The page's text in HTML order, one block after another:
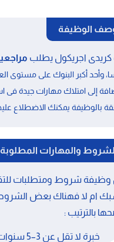
الوظيفة
كريدى اجريكول يطلب
وأحد أكبر البنوك على مستوى
إلى امتلاك مهارات جيدة فى
بالوظيفة يمكنك الاضطلاع
والمهارات المطلوبة
وظيفة شروط ومتطلبات
ام لا فهناك بعض
بالترتيب :
خبرة لا